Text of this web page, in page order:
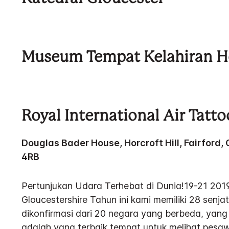
Museum Tempat Kelahiran
Royal International Air
Douglas Bader House, Horcroft Hill, Fairford,
4RB
Pertunjukan Udara Terhebat di Dunia!19-21
Gloucestershire Tahun ini kami memiliki 28
dikonfirmasi dari 20 negara yang berbeda,